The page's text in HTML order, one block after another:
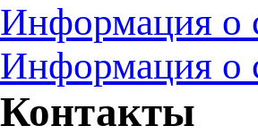
Информация о
Информация о
Контакты